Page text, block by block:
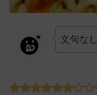
文句なし